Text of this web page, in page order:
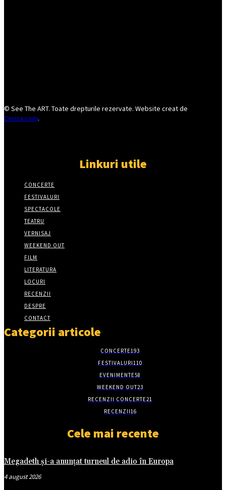
© See The ART. Toate drepturile rezervate. Website creat de
Ceriza.com.
Linkuri utile
CONCERTE
FESTIVALURI
SPECTACOLE
TEATRU
VERNISAJ
WEEKEND OUT
FILM
LITERATURA
LOCURI
RECENZII
DESPRE
CONTACT
Categorii articole
CONCERTE193
FESTIVALURI110
EVENIMENTE58
WEEKEND OUT23
RECENZII CONCERTE21
RECENZII16
Cele mai recente
Megadeth și-a anunțat turneul de adio în Europa
4 august 2026